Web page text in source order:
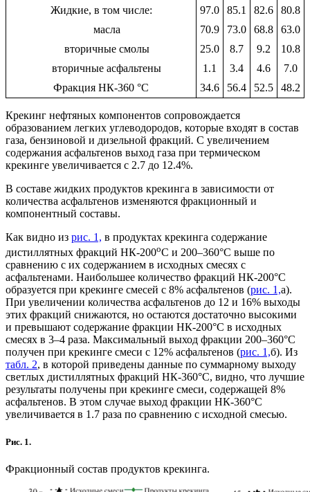
Жидкие, в том числе:
97.0 85.1 82.6
80.8
масла
70.9 73.0 68.8
63.0
вторичные смолы
25.0 8.7 9.2
10.8
вторичные асфальтены
1.1 3.4 4.6
7.0
Фракция НК-360 °С
34.6 56.4 52.5 48.2
Крекинг нефтяных компонентов сопровождается
образованием легких углеводородов, которые входят в состав
газа, бензиновой и дизельной фракций. С увеличением
содержания асфальтенов выход газа при термическом
крекинге увеличивается с 2.7 до 12.4%.
В составе жидких продуктов крекинга в зависимости от
количества асфальтенов изменяются фракционный и
компонентный составы.
Как видно из рис. 1, в продуктах крекинга содержание
дистиллятных фракций НК-200оС и 200–360°С выше по
сравнению с их содержанием в исходных смесях с
асфальтенами. Наибольшее количество фракций НК-200°С
образуется при крекинге смесей с 8% асфальтенов (рис. 1,а).
При увеличении количества асфальтенов до 12 и 16% выходы
этих фракций снижаются, но остаются достаточно высокими
и превышают содержание фракции НК-200°С в исходных
смесях в 3–4 раза. Максимальный выход фракции 200–360°С
получен при крекинге смеси с 12% асфальтенов (рис. 1,б). Из
табл. 2, в которой приведены данные по суммарному выходу
светлых дистиллятных фракций НК-360°С, видно, что лучшие
результаты получены при крекинге смеси, содержащей 8%
асфальтенов. В этом случае выход фракции НК-360°С
увеличивается в 1.7 раза по сравнению с исходной смесью.
Рис. 1.
Фракционный состав продуктов крекинга.